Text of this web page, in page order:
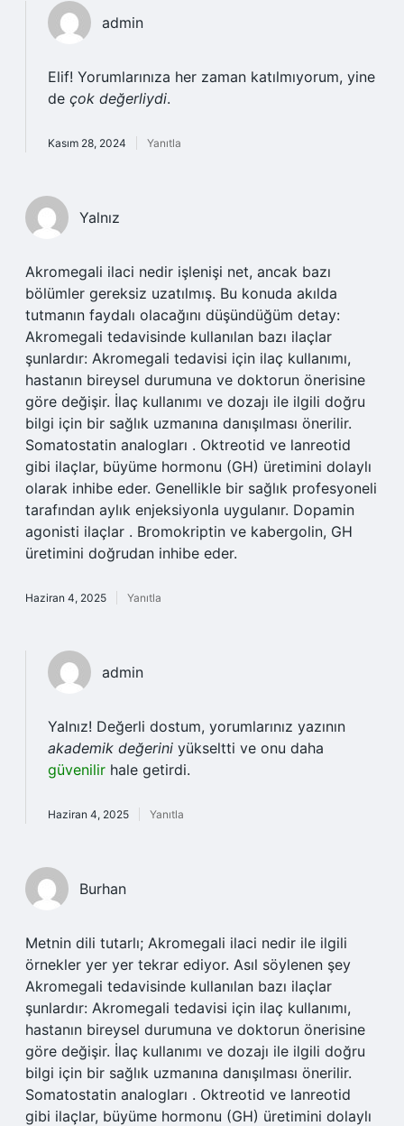
admin
Elif! Yorumlarınıza her zaman katılmıyorum, yine
de çok değerliydi.
Kasım 28, 2024 Yanıtla
Yalnız
Akromegali ilaci nedir işlenişi net, ancak bazı
bölümler gereksiz uzatılmış. Bu konuda akılda
tutmanın faydalı olacağını düşündüğüm detay:
Akromegali tedavisinde kullanılan bazı ilaçlar
şunlardır: Akromegali tedavisi için ilaç kullanımı,
hastanın bireysel durumuna ve doktorun önerisine
göre değişir. İlaç kullanımı ve dozajı ile ilgili doğru
bilgi için bir sağlık uzmanına danışılması önerilir.
Somatostatin analogları . Oktreotid ve lanreotid
gibi ilaçlar, büyüme hormonu (GH) üretimini dolaylı
olarak inhibe eder. Genellikle bir sağlık profesyoneli
tarafından aylık enjeksiyonla uygulanır. Dopamin
agonisti ilaçlar . Bromokriptin ve kabergolin, GH
üretimini doğrudan inhibe eder.
Haziran 4, 2025 Yanıtla
admin
Yalnız! Değerli dostum, yorumlarınız yazının
akademik değerini yükseltti ve onu daha
güvenilir hale getirdi.
Haziran 4, 2025 Yanıtla
Burhan
Metnin dili tutarlı; Akromegali ilaci nedir ile ilgili
örnekler yer yer tekrar ediyor. Asıl söylenen şey
Akromegali tedavisinde kullanılan bazı ilaçlar
şunlardır: Akromegali tedavisi için ilaç kullanımı,
hastanın bireysel durumuna ve doktorun önerisine
göre değişir. İlaç kullanımı ve dozajı ile ilgili doğru
bilgi için bir sağlık uzmanına danışılması önerilir.
Somatostatin analogları . Oktreotid ve lanreotid
gibi ilaçlar, büyüme hormonu (GH) üretimini dolaylı